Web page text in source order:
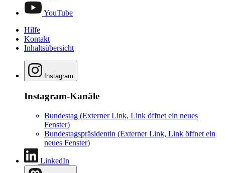
YouTube
Hilfe
Kontakt
Inhaltsübersicht
Instagram
Instagram-Kanäle
Bundestag (Externer Link, Link öffnet ein neues
Fenster)
Bundestagspräsidentin (Externer Link, Link öffnet ein
neues Fenster)
LinkedIn